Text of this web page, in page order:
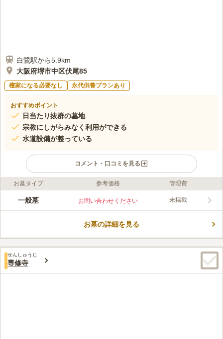
白鷺駅から5.9km
大阪府堺市中区伏尾85
檀家になる必要なし 永代供養プランあり
おすすめポイント
日当たり抜群の墓地
宗教にしがらみなく利用ができる
水道設備が整っている
コメント・口コミを見る
ライフドット編集部のコメント
周囲に高い建物もなく日当たり抜群で、暖かい日差しが心地よ
めです。水道設備もしっかり設備されており、供花の水替えや掃
口コミ評価
みんなの評価
60代男性
府道沿いにお花屋さんが数軒あるので、いつも開いているところ
お墓タイプ 参考価格 管理費
一般墓 お問い合わせください 未掲載
お墓の詳細を見る
せんしゅうじ
専修寺